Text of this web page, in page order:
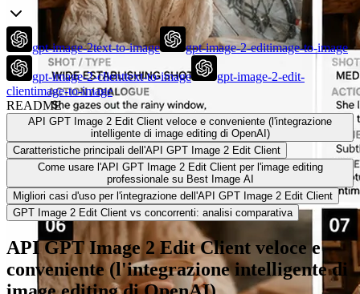
gpt-image-2text-to-image gpt-image-2-editimage-to-image
gpt-image-2-clienttext-to-image
gpt-image-2-edit-
clientimage-to-image
README
API GPT Image 2 Edit Client veloce e conveniente (l'integrazione
intelligente di image editing di OpenAI)
Caratteristiche principali dell'API GPT Image 2 Edit Client
Come usare l'API GPT Image 2 Edit Client per l'image editing
professionale su Best Image AI
Migliori casi d'uso per l'integrazione dell'API GPT Image 2 Edit Client
GPT Image 2 Edit Client vs concorrenti: analisi comparativa
API GPT Image 2 Edit Client veloce e
conveniente (l'integrazione intelligente di